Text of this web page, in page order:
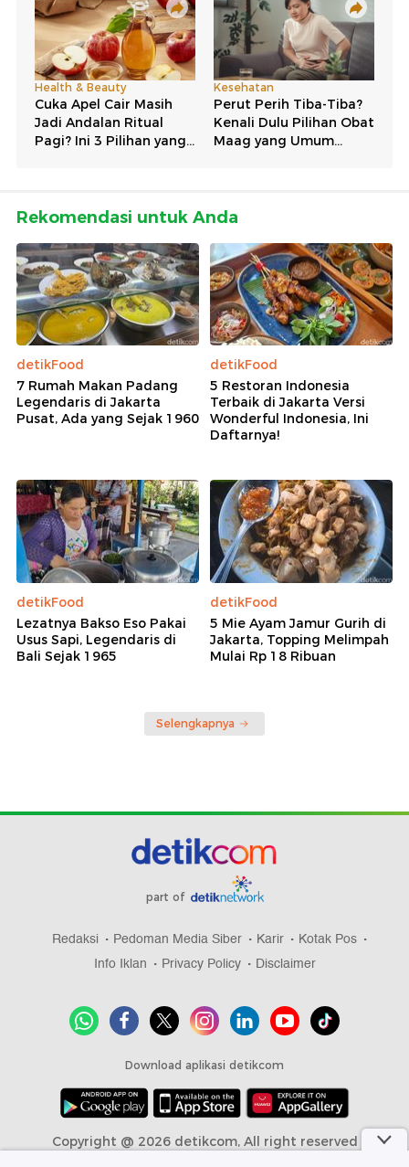
Rekomendasi untuk Anda
detikFood
7 Rumah Makan Padang
Legendaris di Jakarta
Pusat, Ada yang Sejak 1960
detikFood
5 Restoran Indonesia
Terbaik di Jakarta Versi
Wonderful Indonesia, Ini
Daftarnya!
detikFood
Lezatnya Bakso Eso Pakai
Usus Sapi, Legendaris di
Bali Sejak 1965
detikFood
5 Mie Ayam Jamur Gurih di
Jakarta, Topping Melimpah
Mulai Rp 18 Ribuan
Selengkapnya
part of
Redaksi Pedoman Media Siber Karir
Kotak Pos
Info Iklan
Privacy Policy Disclaimer
Download aplikasi detikcom
Copyright @ 2026 detikcom, All right reserved